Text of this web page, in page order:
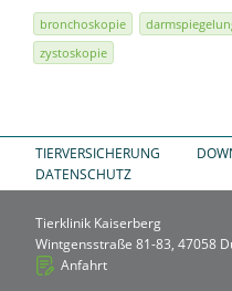
bronchoskopie
zystoskopie
TIERVERSICHERUNG
DATENSCHUTZ
Tierklinik Kaiserberg
Wintgensstraße 81-83, 47058
Anfahrt